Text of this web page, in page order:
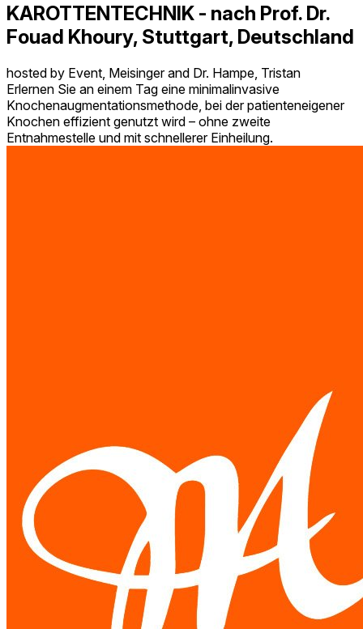
KAROTTENTECHNIK - nach Prof. Dr.
Fouad Khoury, Stuttgart, Deutschland
hosted by Event, Meisinger and Dr. Hampe, Tristan
Erlernen Sie an einem Tag eine minimalinvasive
Knochenaugmentationsmethode, bei der patienteneigener
Knochen effizient genutzt wird – ohne zweite
Entnahmestelle und mit schnellerer Einheilung.